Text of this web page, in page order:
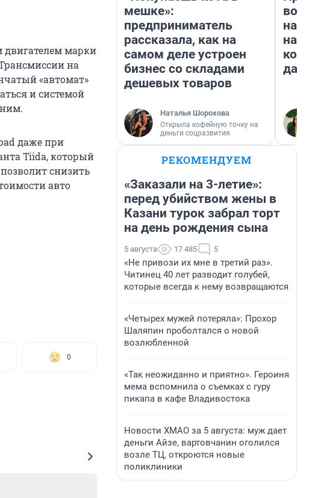
двигателем марки
на
«автомат»
и системой
даже при
Tiida, который
снизить
авто
0
мешке»:
предприниматель
рассказала, как на
самом деле устроен
бизнес со складами
дешевых товаров
Наталья Шорохова
Открыла кофейную точку на
деньги соцразвития
нам
даже
РЕКОМЕНДУЕМ
«Заказали на 3-летие»:
перед убийством жены в
Казани турок забрал торт
на день рождения сына
5 августа 17 485 5
«Не привози их мне в третий раз».
Читинец 40 лет разводит голубей,
которые всегда к нему возвращаются
«Четырех мужей потеряла»: Прохор
Шаляпин проболтался о новой
возлюбленной
«Так неожиданно и приятно». Героиня
мема вспомнила о съемках с гуру
пикапа в кафе Владивостока
Новости ХМАО за 5 августа: муж дает
деньги Айзе, вартовчанин оголился
возле ТЦ, откроются новые
поликлиники